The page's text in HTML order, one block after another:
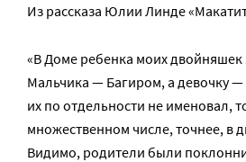
Из рассказа Юлии Линде
«В Доме ребенка моих двойняшек
Мальчика — Багиром, а девочку
их по отдельности не именовал,
множественном числе, точнее, в
Видимо, родители были